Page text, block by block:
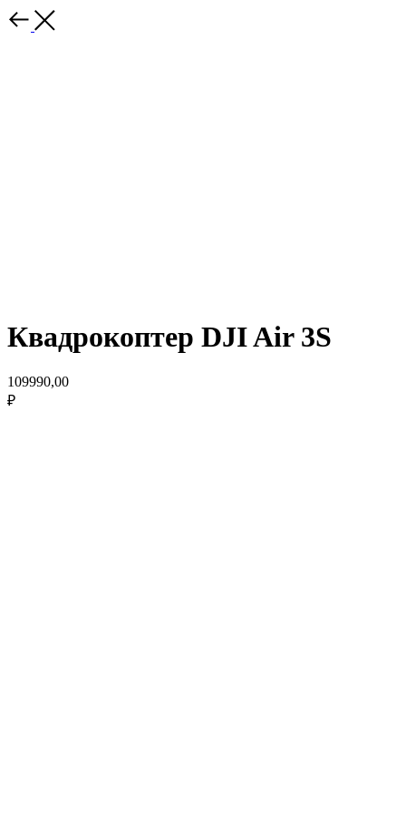
Квадрокоптер DJI Air 3S
109990,00
₽